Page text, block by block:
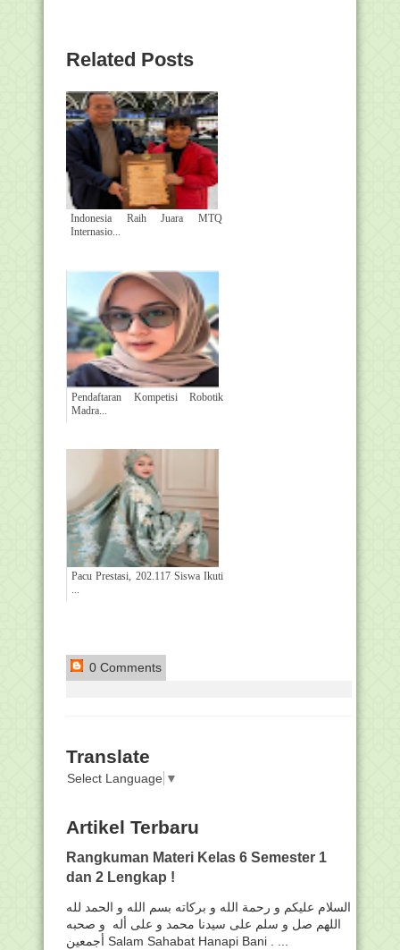
Related Posts
Indonesia Raih Juara MTQ
Internasio...
Pendaftaran Kompetisi Robotik
Madra...
Pacu Prestasi, 202.117 Siswa Ikuti
...
0 Comments
Translate
Select Language ▼
Artikel Terbaru
Rangkuman Materi Kelas 6 Semester 1
dan 2 Lengkap !
السلام عليكم و رحمة الله و بركاته بسم الله و الحمد لله
اللهم صل و سلم على سيدنا محمد و على أله و صحبه
أجمعين Salam Sahabat Hanapi Bani . ...